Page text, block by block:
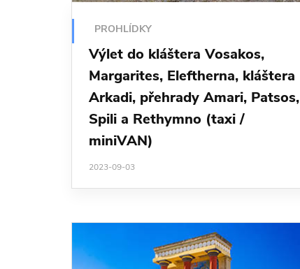
PROHLÍDKY
Výlet do kláštera Vosakos,
Margarites, Eleftherna, kláštera
Arkadi, přehrady Amari, Patsos,
Spili a Rethymno (taxi /
miniVAN)
2023-09-03